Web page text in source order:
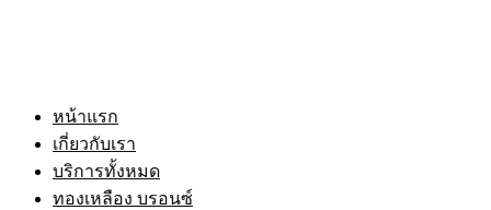
หน้าแรก
เกี่ยวกับเรา
บริการทั้งหมด
ทองเหลือง บรอนซ์